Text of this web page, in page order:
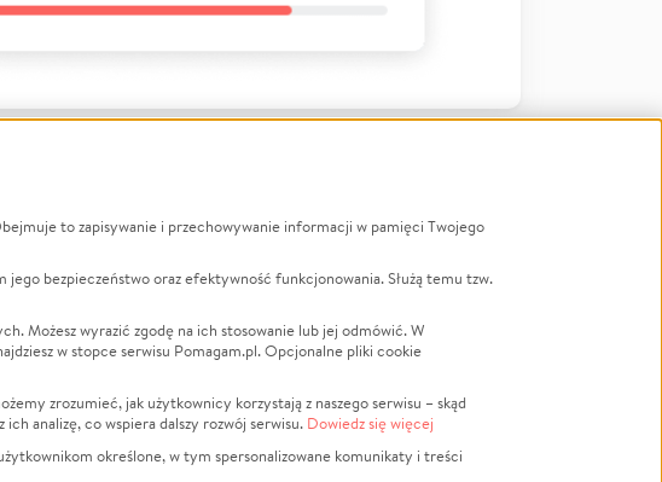
Zbieraj na
Leczenie
Zwierzęta
Pożar
Sport
Pomoc Finansowa
LGBTQ+
Powódź
Wichura
Religia
Edukacja
to zapisywanie i przechowywanie informacji w pamięci Twojego
bezpieczeństwo oraz efektywność funkcjonowania. Służą temu tzw.
Możesz wyrazić zgodę na ich stosowanie lub jej odmówić. W
w stopce serwisu Pomagam.pl. Opcjonalne pliki cookie
zrozumieć, jak użytkownicy korzystają z naszego serwisu – skąd
analizę, co wspiera dalszy rozwój serwisu. Dowiedz się więcej
określone, w tym spersonalizowane komunikaty i treści